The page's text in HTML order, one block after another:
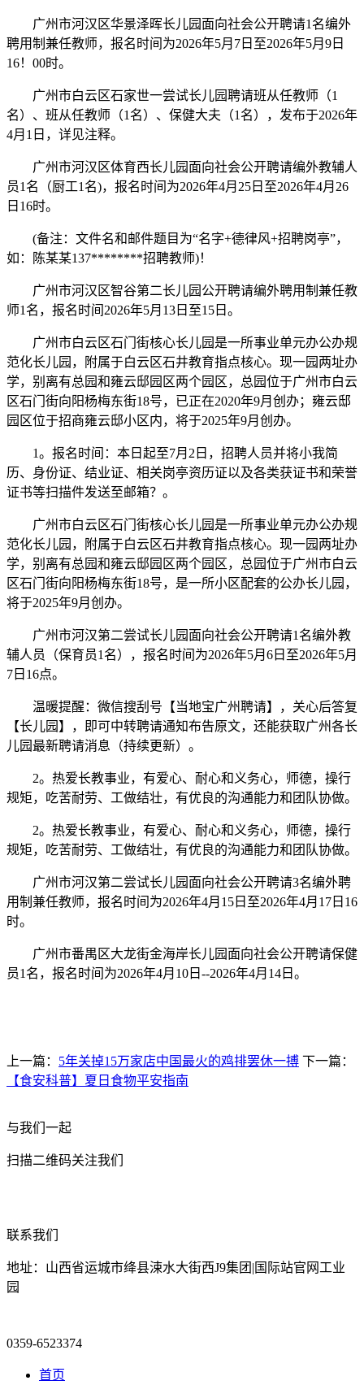
广州市河汉区华景泽晖长儿园面向社会公开聘请1名编外
聘用制兼任教师，报名时间为2026年5月7日至2026年5月9日
16！00时。
广州市白云区石家世一尝试长儿园聘请班从任教师（1
名）、班从任教师（1名）、保健大夫（1名），发布于2026年
4月1日，详见注释。
广州市河汉区体育西长儿园面向社会公开聘请编外教辅人
员1名（厨工1名)，报名时间为2026年4月25日至2026年4月26
日16时。
(备注：文件名和邮件题目为“名字+德律风+招聘岗亭”，
如：陈某某137********招聘教师)！
广州市河汉区智谷第二长儿园公开聘请编外聘用制兼任教
师1名，报名时间2026年5月13日至15日。
广州市白云区石门街核心长儿园是一所事业单元办公办规
范化长儿园，附属于白云区石井教育指点核心。现一园两址办
学，别离有总园和雍云邸园区两个园区，总园位于广州市白云
区石门街向阳杨梅东街18号，已正在2020年9月创办；雍云邸
园区位于招商雍云邸小区内，将于2025年9月创办。
1。报名时间：本日起至7月2日，招聘人员并将小我简
历、身份证、结业证、相关岗亭资历证以及各类获证书和荣誉
证书等扫描件发送至邮箱？。
广州市白云区石门街核心长儿园是一所事业单元办公办规
范化长儿园，附属于白云区石井教育指点核心。现一园两址办
学，别离有总园和雍云邸园区两个园区，总园位于广州市白云
区石门街向阳杨梅东街18号，是一所小区配套的公办长儿园，
将于2025年9月创办。
广州市河汉第二尝试长儿园面向社会公开聘请1名编外教
辅人员（保育员1名），报名时间为2026年5月6日至2026年5月
7日16点。
温暖提醒：微信搜刮号【当地宝广州聘请】，关心后答复
【长儿园】，即可中转聘请通知布告原文，还能获取广州各长
儿园最新聘请消息（持续更新）。
2。热爱长教事业，有爱心、耐心和义务心，师德，操行
规矩，吃苦耐劳、工做结壮，有优良的沟通能力和团队协做。
2。热爱长教事业，有爱心、耐心和义务心，师德，操行
规矩，吃苦耐劳、工做结壮，有优良的沟通能力和团队协做。
广州市河汉第二尝试长儿园面向社会公开聘请3名编外聘
用制兼任教师，报名时间为2026年4月15日至2026年4月17日16
时。
广州市番禺区大龙街金海岸长儿园面向社会公开聘请保健
员1名，报名时间为2026年4月10日--2026年4月14日。
上一篇： 5年关掉15万家店中国最火的鸡排罢休一搏 下一篇：
【食安科普】夏日食物平安指南
与我们一起
扫描二维码关注我们
联系我们
地址：山西省运城市绛县涑水大街西J9集团|国际站官网工业
园
0359-6523374
首页